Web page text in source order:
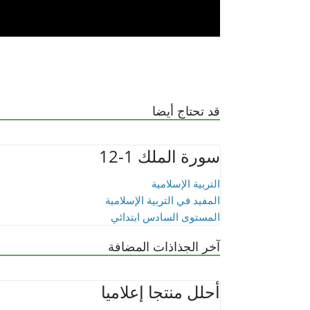
قد تحتاج أيضا
سورة الملك 1-12
التربية الإسلامية
المفيد في التربية الإسلامية
المستوى السادس ابتدائي
آخر الجذاذات المضافة
أحلل منتجا إعلاميا